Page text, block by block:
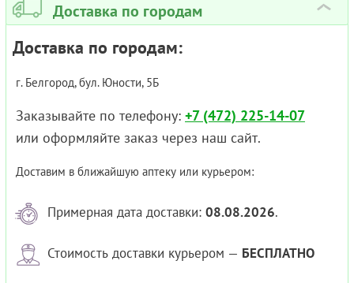
Доставка по городам ›
Доставка по городам:
г. Белгород, бул. Юности, 5Б
Заказывайте по телефону: +7 (472) 225-14-07
или оформляйте заказ через наш сайт.
Доставим в ближайшую аптеку или курьером:
Примерная дата доставки: 08.08.2026.
Стоимость доставки курьером — БЕСПЛАТНО